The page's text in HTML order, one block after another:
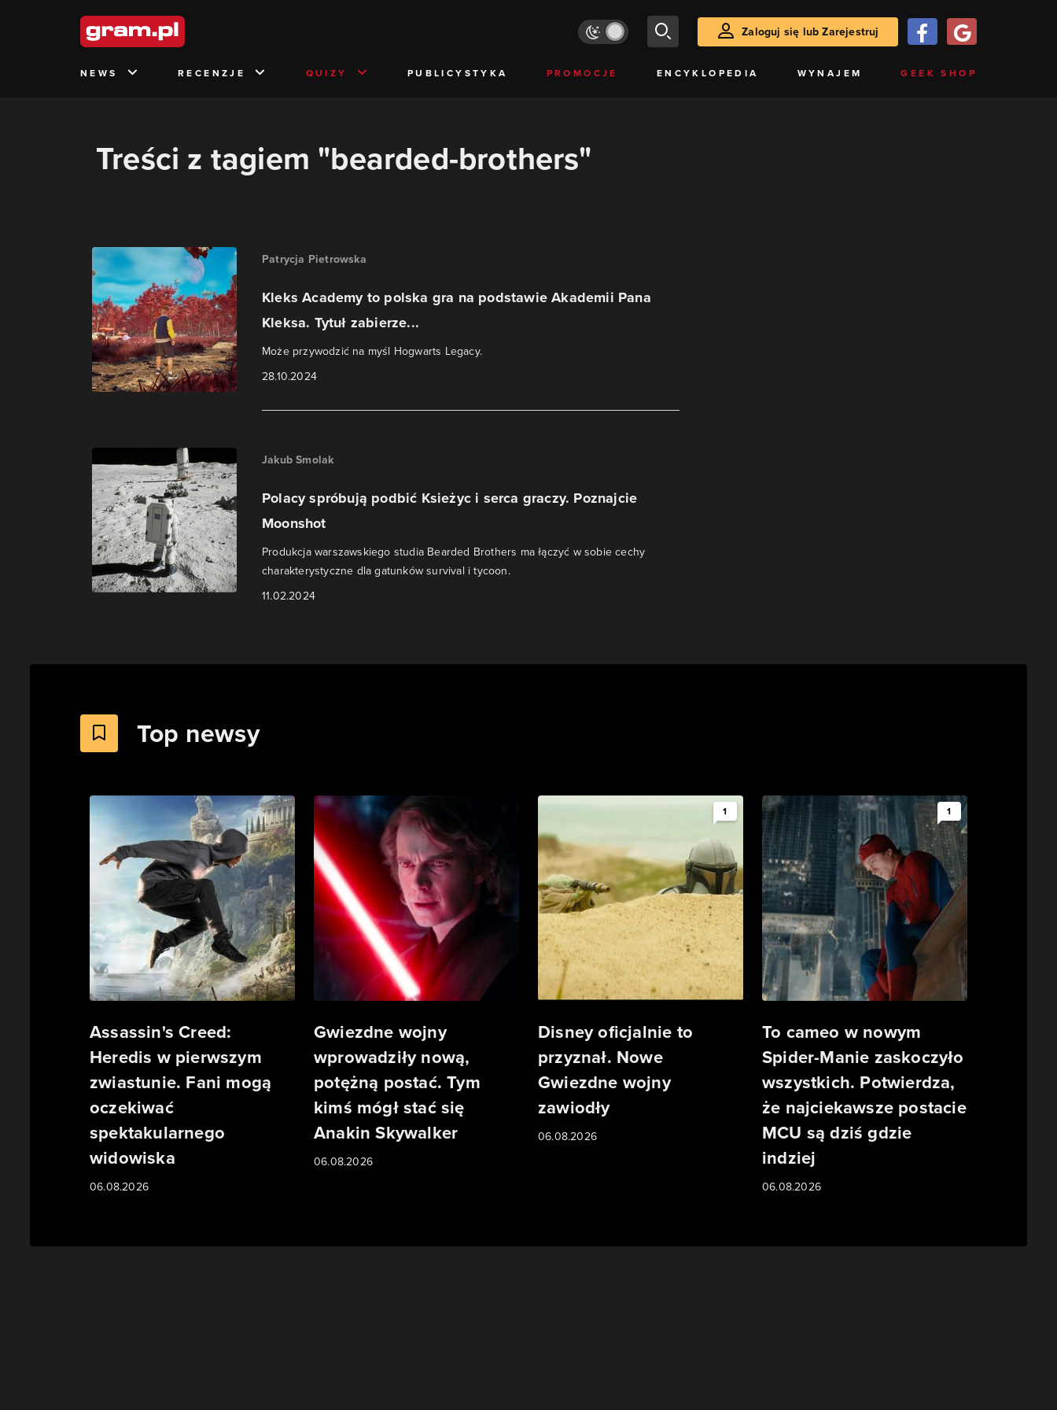
Zaloguj się lub Zarejestruj
NEWS RECENZJE QUIZY PUBLICYSTYKA PROMOCJE ENCYKLOPEDIA WYNAJEM GEEK SHOP
Treści z tagiem "bearded-brothers"
Patrycja Pietrowska
Kleks Academy to polska gra na podstawie Akademii Pana
Kleksa. Tytuł zabierze...
Może przywodzić na myśl Hogwarts Legacy.
28.10.2024
Jakub Smolak
Polacy spróbują podbić Ksieżyc i serca graczy. Poznajcie
Moonshot
Produkcja warszawskiego studia Bearded Brothers ma łączyć w sobie cechy
charakterystyczne dla gatunków survival i tycoon.
11.02.2024
Top newsy
Assassin's Creed:
Heredis w pierwszym
zwiastunie. Fani mogą
oczekiwać
spektakularnego
widowiska
06.08.2026
Gwiezdne wojny
wprowadziły nową,
potężną postać. Tym
kimś mógł stać się
Anakin Skywalker
06.08.2026
1
Disney oficjalnie to
przyznał. Nowe
Gwiezdne wojny
zawiodły
06.08.2026
1
To cameo w nowym
Spider-Manie zaskoczyło
wszystkich. Potwierdza,
że najciekawsze postacie
MCU są dziś gdzie
indziej
06.08.2026